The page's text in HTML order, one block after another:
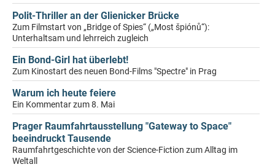
Polit-Thriller an der Glienicker Brücke
Zum Filmstart von „Bridge of Spies“ („Most špiónů“):
Unterhaltsam und lehrreich zugleich
Ein Bond-Girl hat überlebt!
Zum Kinostart des neuen Bond-Films "Spectre" in Prag
Warum ich heute feiere
Ein Kommentar zum 8. Mai
Prager Raumfahrtausstellung "Gateway to Space"
beeindruckt Tausende
Raumfahrtgeschichte von der Science-Fiction zum Alltag im
Weltall